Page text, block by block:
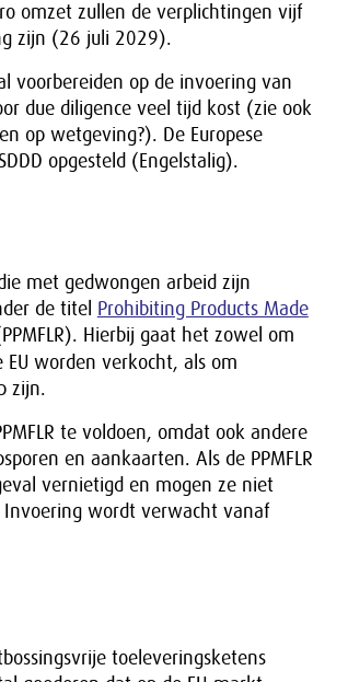
omzet zullen de verplichtingen vijf
zijn (26 juli 2029).
voorbereiden op de invoering van
due diligence veel tijd kost (zie ook
op wetgeving?). De Europese
opgesteld (Engelstalig).
met gedwongen arbeid zijn
de titel Prohibiting Products Made
Hierbij gaat het zowel om
worden verkocht, als om
zijn.
te voldoen, omdat ook andere
en aankaarten. Als de PPMFLR
vernietigd en mogen ze niet
Invoering wordt verwacht vanaf
toeleveringsketens